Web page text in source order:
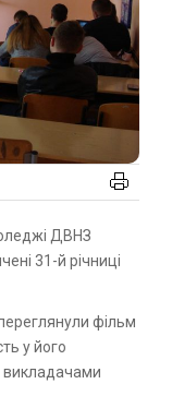
31-й річниці
фільм
у його
викладачами